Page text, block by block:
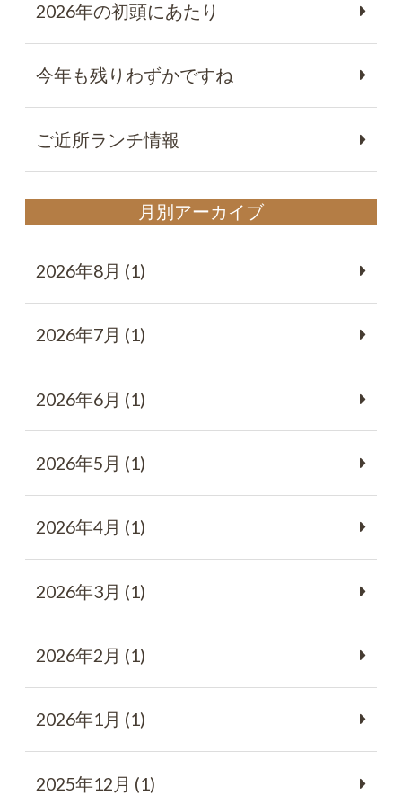
2026年の初頭にあたり
今年も残りわずかですね
ご近所ランチ情報
月別アーカイブ
2026年8月 (1)
2026年7月 (1)
2026年6月 (1)
2026年5月 (1)
2026年4月 (1)
2026年3月 (1)
2026年2月 (1)
2026年1月 (1)
2025年12月 (1)